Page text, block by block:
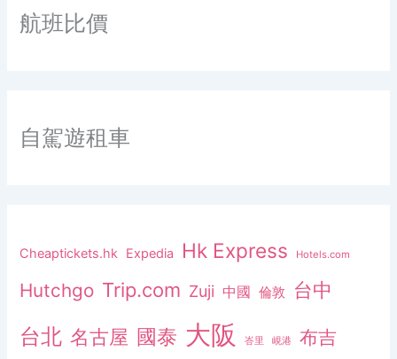
航班比價
自駕遊租車
Cheaptickets.hk Expedia Hk Express Hotels.com
Hutchgo Trip.com Zuji 中國 倫敦 台中
台北 名古屋 國泰 大阪 峇里 峴港 布吉